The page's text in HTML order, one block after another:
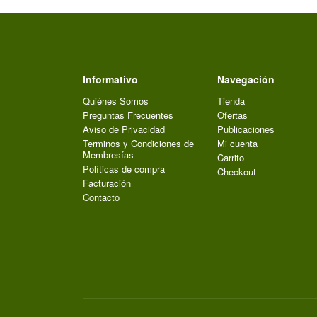
Informativo
Quiénes Somos
Preguntas Frecuentes
Aviso de Privacidad
Terminos y Condiciones de
Membresías
Políticas de compra
Facturación
Contacto
Navegación
Tienda
Ofertas
Publicaciones
Mi cuenta
Carrito
Checkout